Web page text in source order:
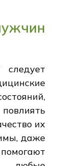
их
даже